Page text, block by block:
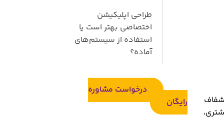
شفاف
طراحی اپلیکیشن
اختصاصی بهتر است یا
استفاده از سیستم‌های
آماده؟
درخواست مشاوره
رایگان